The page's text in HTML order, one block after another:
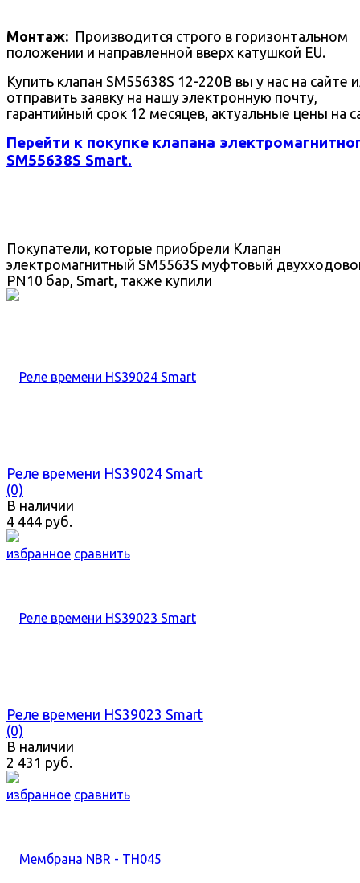
Монтаж: Производится строго в горизонтальном
положении и направленной вверх катушкой EU.
Купить клапан SM55638S 12-220В вы у нас на сайте
отправить заявку на нашу электронную почту,
гарантийный срок 12 месяцев, актуальные цены на
Перейти к покупке клапана
SM55638S Smart.
Покупатели, которые приобрели Клапан
электромагнитный SM5563S муфтовый
PN10 бар, Smart, также купили
избранное сравнить
Реле времени HS39024 Smart
(0)
В наличии
4 444 руб.
избранное сравнить
Реле времени HS39023 Smart
(0)
В наличии
2 431 руб.